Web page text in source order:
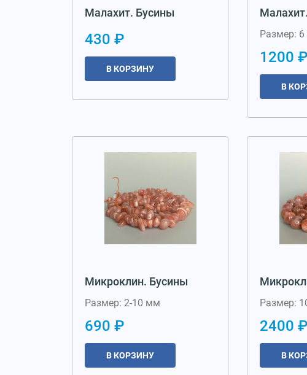
Малахит. Бусины
430 ₽
В КОРЗИНУ
Размер:
1200 ₽
В
Микроклин. Бусины
Размер: 2-10 мм
690 ₽
В КОРЗИНУ
Размер:
2400 ₽
В